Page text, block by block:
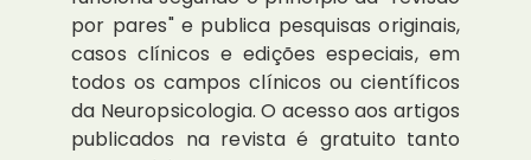
por pares" e publica pesquisas originais,
casos clínicos e edições especiais, em
todos os campos clínicos ou científicos
da Neuropsicologia. O acesso aos artigos
publicados na revista é gratuito tanto